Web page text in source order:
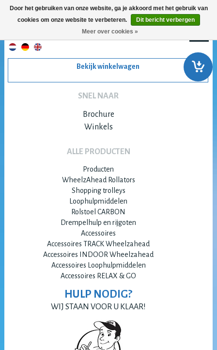
Bekijk winkelwagen
SNEL NAAR
Brochure
Winkels
ALLE PRODUCTEN
Producten
WheelzAhead Rollators
Shopping trolleys
Loophulpmiddelen
Rolstoel CARBON
Drempelhulp en rijgoten
Accessoires
Accessoires TRACK Wheelzahead
Accessoires INDOOR Wheelzahead
Accessoires Loophulpmiddelen
Accessoires RELAX & GO
HULP NODIG?
WIJ STAAN VOOR U KLAAR!
Door het gebruiken van onze website, ga je akkoord met het gebruik van
cookies om onze website te verbeteren.
Dit bericht verbergen
Meer over cookies »